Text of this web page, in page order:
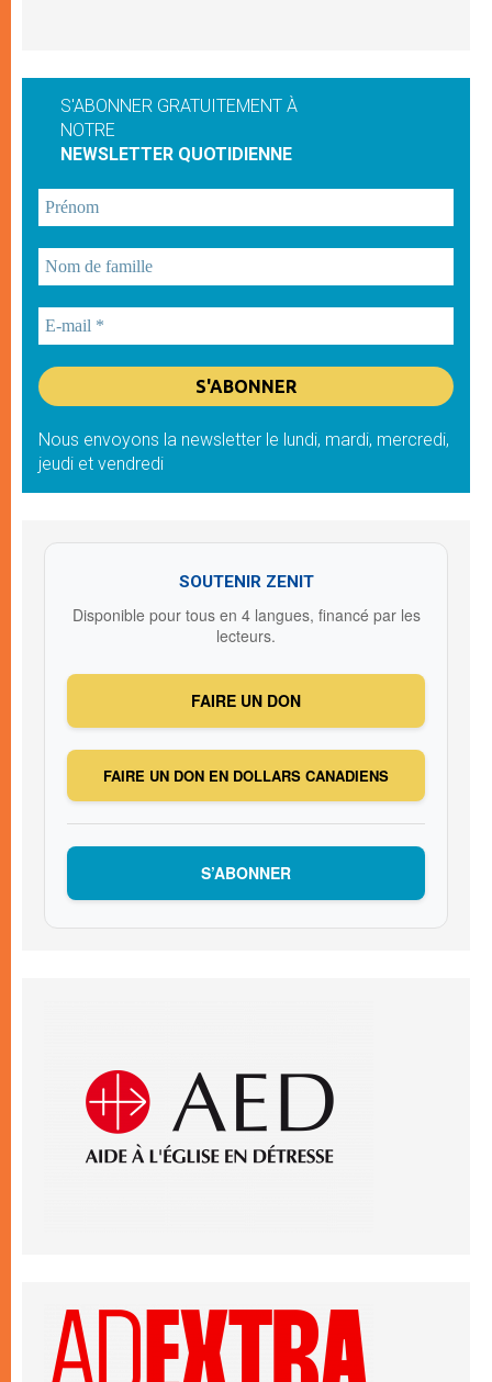
S'ABONNER GRATUITEMENT À
NOTRE
NEWSLETTER QUOTIDIENNE
Nous envoyons la newsletter le lundi, mardi, mercredi,
jeudi et vendredi
SOUTENIR ZENIT
Disponible pour tous en 4 langues, financé par les
lecteurs.
FAIRE UN DON
FAIRE UN DON EN DOLLARS CANADIENS
S’ABONNER